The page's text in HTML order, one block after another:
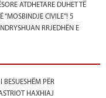
ATDHETARE DUHET TË
“MOSBINDJE CIVILE”! 5
RRJEDHËN E
BESUESHËM PËR
HAXHIAJ